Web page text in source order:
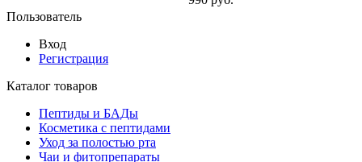
Пользователь
Вход
Регистрация
Каталог товаров
Пептиды и БАДы
Косметика с пептидами
Уход за полостью рта
Чаи и фитопрепараты